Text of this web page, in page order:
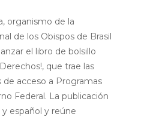
organismo de la
de los Obispos de Brasil
el libro de bolsillo
que trae las
de acceso a Programas
Federal. La publicación
español y reúne